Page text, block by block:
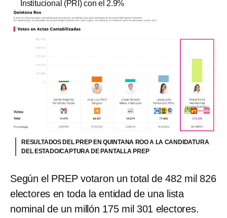
Institucional (PRI) con el 2.9%
RESULTADOS DEL PREP EN QUINTANA ROO A LA CANDIDATURA
DEL ESTADO/CAPTURA DE PANTALLA PREP
Según el PREP votaron un total de 482 mil 826
electores en toda la entidad de una lista
nominal de un millón 175 mil 301 electores.